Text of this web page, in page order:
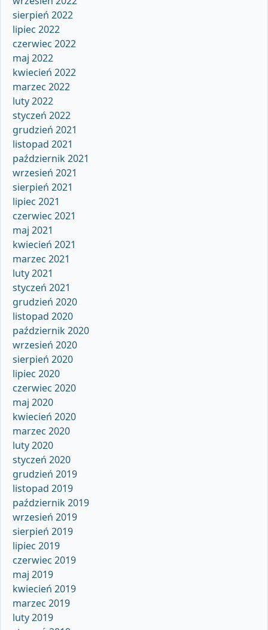
sierpień 2022
lipiec 2022
czerwiec 2022
maj 2022
kwiecień 2022
marzec 2022
luty 2022
styczeń 2022
grudzień 2021
listopad 2021
październik 2021
wrzesień 2021
sierpień 2021
lipiec 2021
czerwiec 2021
maj 2021
kwiecień 2021
marzec 2021
luty 2021
styczeń 2021
grudzień 2020
listopad 2020
październik 2020
wrzesień 2020
sierpień 2020
lipiec 2020
czerwiec 2020
maj 2020
kwiecień 2020
marzec 2020
luty 2020
styczeń 2020
grudzień 2019
listopad 2019
październik 2019
wrzesień 2019
sierpień 2019
lipiec 2019
czerwiec 2019
maj 2019
kwiecień 2019
marzec 2019
luty 2019